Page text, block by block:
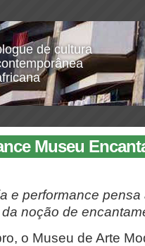
de cultura
Museu
e performance pensa
noção de
o Museu de Arte